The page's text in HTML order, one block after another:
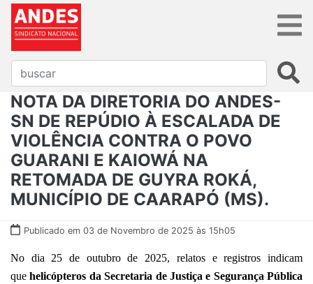
NOTA DA DIRETORIA DO ANDES-
SN DE REPÚDIO À ESCALADA DE
VIOLÊNCIA CONTRA O POVO
GUARANI E KAIOWÁ NA
RETOMADA DE GUYRA ROKÁ,
MUNICÍPIO DE CAARAPÓ (MS).
Publicado em 03 de Novembro de 2025 às 15h05
No dia 25 de outubro de 2025, relatos e registros indicam
quehelicópteros da Secretaria de Justiça e Segurança Pública